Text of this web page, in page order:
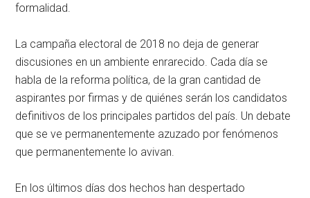
formalidad.
La campaña electoral de 2018 no deja de generar
discusiones en un ambiente enrarecido. Cada día se
habla de la reforma política, de la gran cantidad de
aspirantes por firmas y de quiénes serán los candidatos
definitivos de los principales partidos del país. Un debate
que se ve permanentemente azuzado por fenómenos
que permanentemente lo avivan.
En los últimos días dos hechos han despertado